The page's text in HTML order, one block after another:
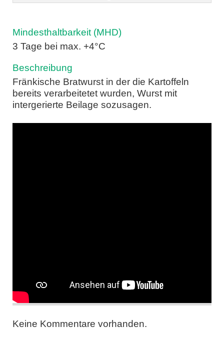
Mindesthaltbarkeit (MHD)
3 Tage bei max. +4°C
Beschreibung
Fränkische Bratwurst in der die Kartoffeln
bereits verarbeitetet wurden, Wurst mit
intergerierte Beilage sozusagen.
Keine Kommentare vorhanden.